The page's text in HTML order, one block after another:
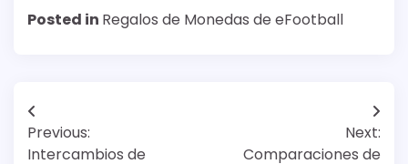
Posted in Regalos de Monedas de eFootball
Post
navigation
Previous:
Intercambios de
Next:
Comparaciones de